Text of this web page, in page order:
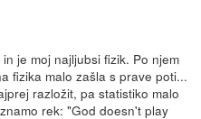
je moj najljubsi fizik. Po njem
fizika malo zašla s prave poti...
razložit, pa statistiko malo
rek: "God doesn't play